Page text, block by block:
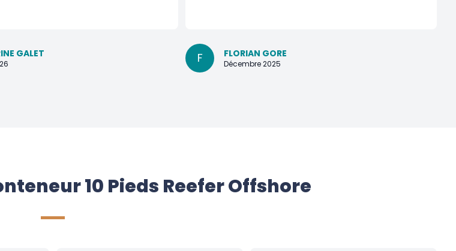
GALET F FLORIAN GORE
Décembre 2025
10 Pieds Reefer Offshore